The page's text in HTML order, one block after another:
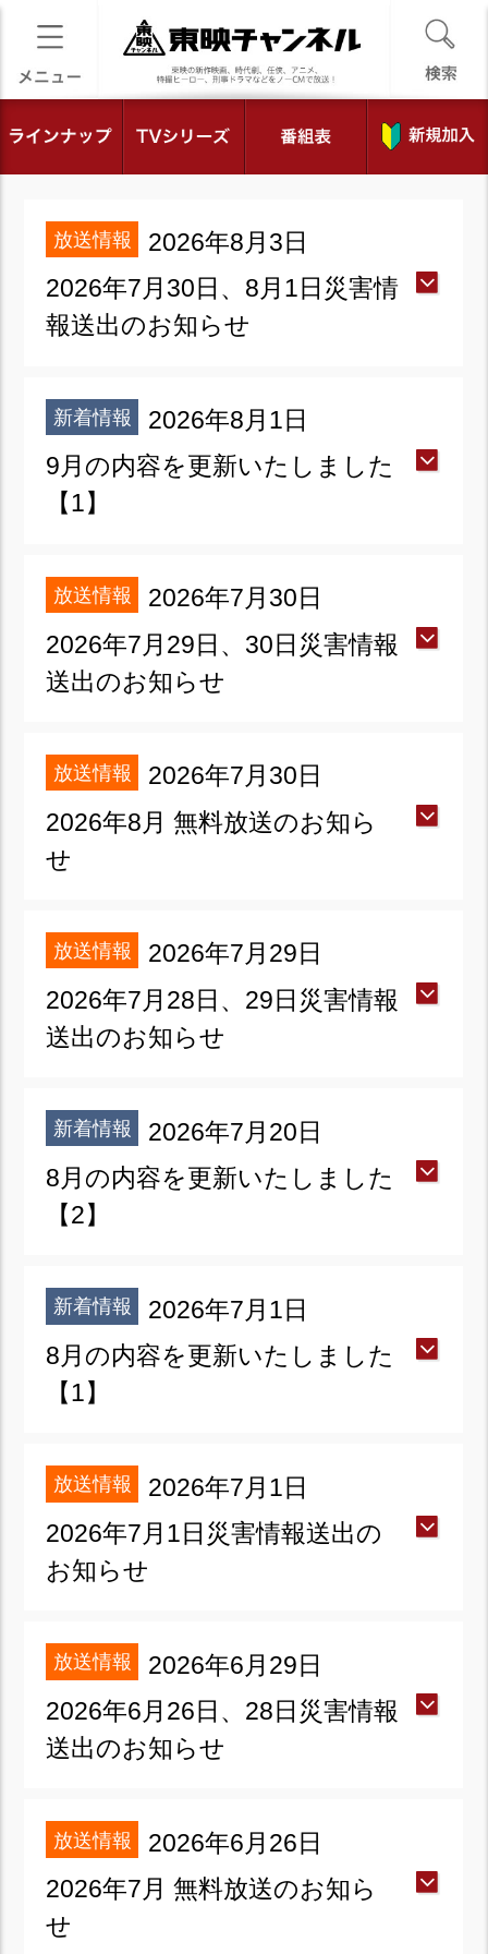
放送情報
2026年8月3日
2026年7月30日、8月1日災害情
報送出のお知らせ
新着情報
2026年8月1日
9月の内容を更新いたしました
【1】
放送情報
2026年7月30日
2026年7月29日、30日災害情報
送出のお知らせ
放送情報
2026年7月30日
2026年8月 無料放送のお知ら
せ
放送情報
2026年7月29日
2026年7月28日、29日災害情報
送出のお知らせ
新着情報
2026年7月20日
8月の内容を更新いたしました
【2】
新着情報
2026年7月1日
8月の内容を更新いたしました
【1】
放送情報
2026年7月1日
2026年7月1日災害情報送出の
お知らせ
放送情報
2026年6月29日
2026年6月26日、28日災害情報
送出のお知らせ
放送情報
2026年6月26日
2026年7月 無料放送のお知ら
せ